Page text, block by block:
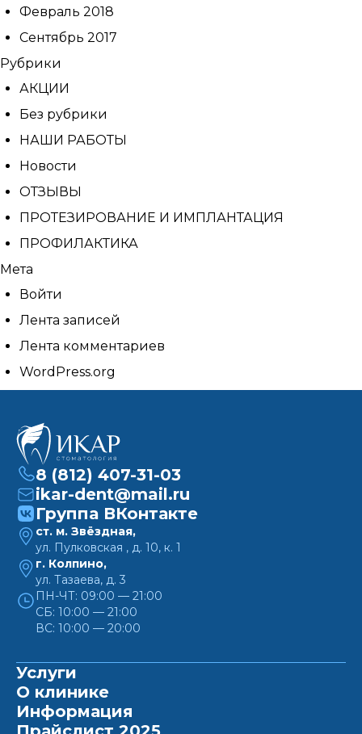
Февраль 2018
Сентябрь 2017
Рубрики
АКЦИИ
Без рубрики
НАШИ РАБОТЫ
Новости
ОТЗЫВЫ
ПРОТЕЗИРОВАНИЕ И ИМПЛАНТАЦИЯ
ПРОФИЛАКТИКА
Мета
Войти
Лента записей
Лента комментариев
WordPress.org
8 (812) 407-31-03
ikar-dent@mail.ru
Группа ВКонтакте
ст. м. Звёздная,
ул. Пулковская , д. 10, к. 1
г. Колпино,
ул. Тазаева, д. 3
ПН-ЧТ: 09:00 — 21:00
СБ: 10:00 — 21:00
ВС: 10:00 — 20:00
Услуги
О клинике
Информация